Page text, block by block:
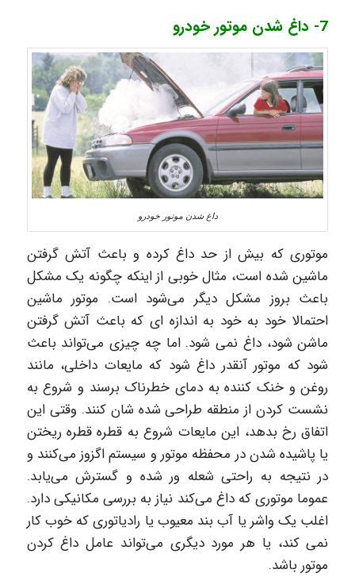
7- داغ شدن موتور خودرو
داغ شدن موتور خودرو
موتوری که بیش از حد داغ کرده و باعث آتش گرفتن
ماشین شده است، مثال خوبی از اینکه چگونه یک مشکل
باعث بروز مشکل دیگر می‌شود است. موتور ماشین
احتمالا خود به خود به اندازه ای که باعث آتش گرفتن
ماشن شود، داغ نمی شود. اما چه چیزی می‌تواند باعث
شود که موتور آنقدر داغ شود که مایعات داخلی، مانند
روغن و خنک کننده به دمای خطرناک برسند و شروع به
نشست کردن از منطقه طراحی شده شان کنند. وقتی این
اتفاق رخ بدهد، این مایعات شروع به قطره قطره ریختن
یا پاشیده شدن در محفظه موتور و سیستم اگزوز می‌کنند و
در نتیجه به راحتی شعله ور شده و گسترش می‌یابد.
عموما موتوری که داغ می‌کند نیاز به بررسی مکانیکی دارد.
اغلب یک واشر یا آب بند معیوب یا رادیاتوری که خوب کار
نمی کند، یا هر مورد دیگری می‌تواند عامل داغ کردن
موتور باشد.